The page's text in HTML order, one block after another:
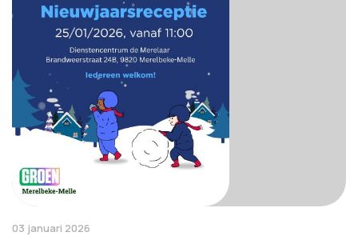
03 januari 2026